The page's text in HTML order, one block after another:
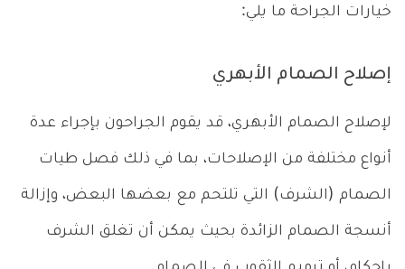
خيارات الجراحة ما يلي:
إصلاح الصمام الأبهري
لإصلاح الصمام الأبهري، قد يقوم الجراحون بإجراء عدة
أنواع مختلفة من الإصلاحات، بما في ذلك فصل طيات
الصمام (الشرف) التي تلتحم مع بعضها البعض، وإزالة
أنسجة الصمام الزائدة بحيث يمكن أن تغلق الشرف